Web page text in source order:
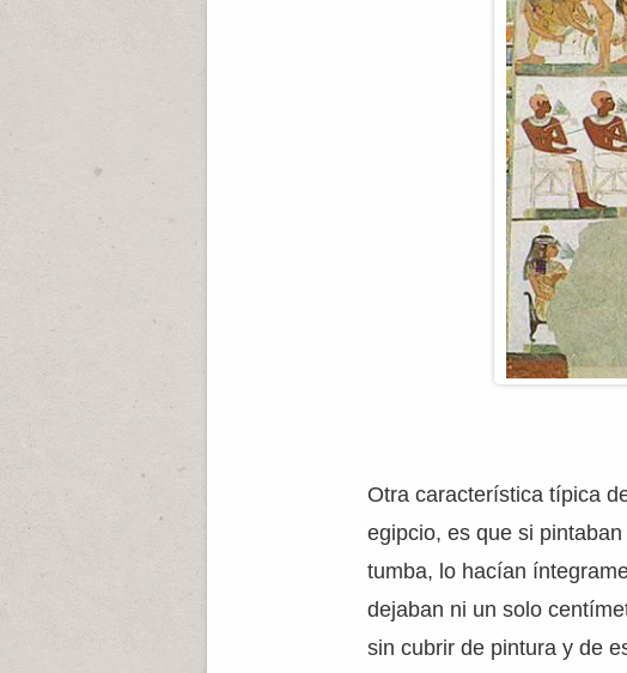
Otra característica típica
egipcio, es que si
tumba, lo hacían
dejaban ni un solo
sin cubrir de pintura y de